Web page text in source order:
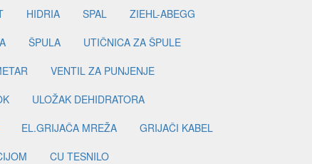
HIDRIA SPAL
ZIEHL-ABEGG
ŠPULA
UTIČNICA ZA ŠPULE
VENTIL ZA PUNJENJE
ULOŽAK DEHIDRATORA
EL.GRIJAČA MREŽA
GRIJAČI KABEL
CU TESNILO